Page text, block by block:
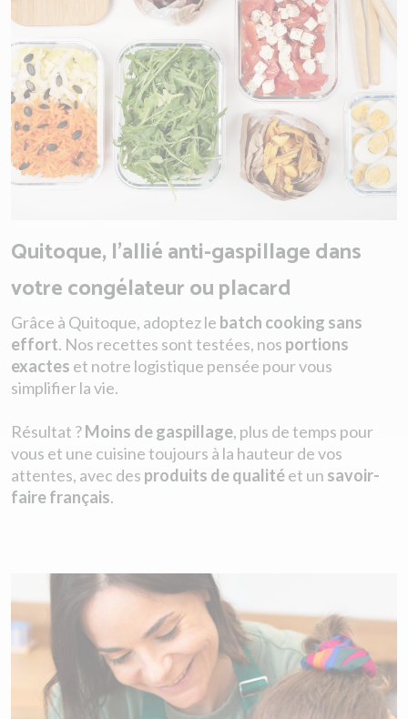
Quitoque, l’allié anti-gaspillage dans
votre congélateur ou placard
Grâce à Quitoque, adoptez le batch cooking sans
effort. Nos recettes sont testées, nos portions
exactes et notre logistique pensée pour vous
simplifier la vie.
Résultat ?Moins de gaspillage, plus de temps pour
vous et une cuisine toujours à la hauteur de vos
attentes, avec des produits de qualitéet un savoir-
faire français.